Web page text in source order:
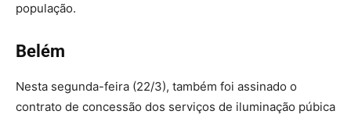
população.
Belém
Nesta segunda-feira (22/3), também foi assinado o
contrato de concessão dos serviços de iluminação púbica